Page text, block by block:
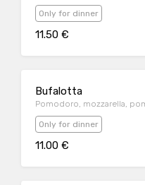
Only for dinner
11.50 €
Bufalotta
Pomodoro, mozzarella,
Only for dinner
11.00 €